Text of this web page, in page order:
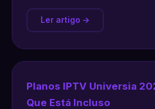
Ler artigo →
Planos IPTV Universia
Que Está Incluso